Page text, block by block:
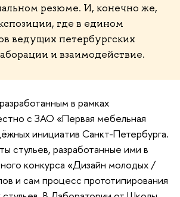
резюме. И, конечно же,
где в едином
ведущих петербургских
и взаимодействие.
в рамках
с ЗАО «Первая мебельная
инициатив Санкт-Петербурга.
стульев, разработанные ими в
конкурса «Дизайн молодых /
и сам процесс прототипирования